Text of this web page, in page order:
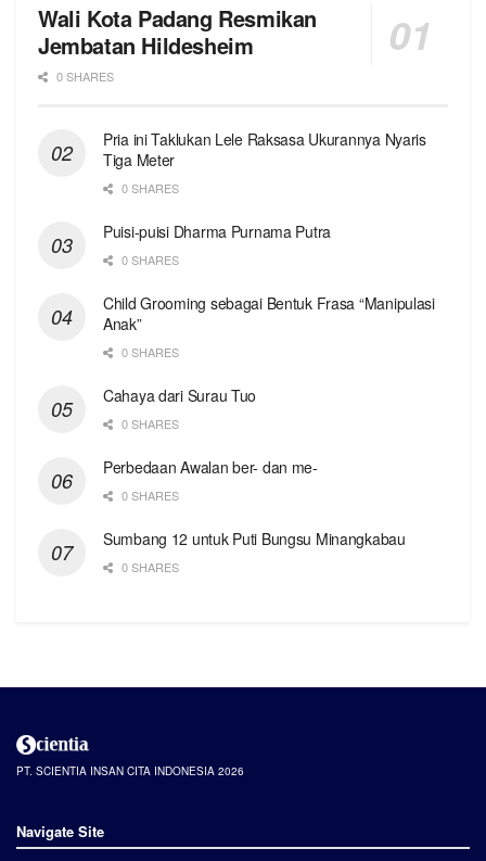
Wali Kota Padang Resmikan
Jembatan Hildesheim
0 SHARES
Pria ini Taklukan Lele Raksasa Ukurannya Nyaris
Tiga Meter
0 SHARES
Puisi-puisi Dharma Purnama Putra
0 SHARES
Child Grooming sebagai Bentuk Frasa “Manipulasi
Anak”
0 SHARES
Cahaya dari Surau Tuo
0 SHARES
Perbedaan Awalan ber- dan me-
0 SHARES
Sumbang 12 untuk Puti Bungsu Minangkabau
0 SHARES
PT. SCIENTIA INSAN CITA INDONESIA 2026
Navigate Site